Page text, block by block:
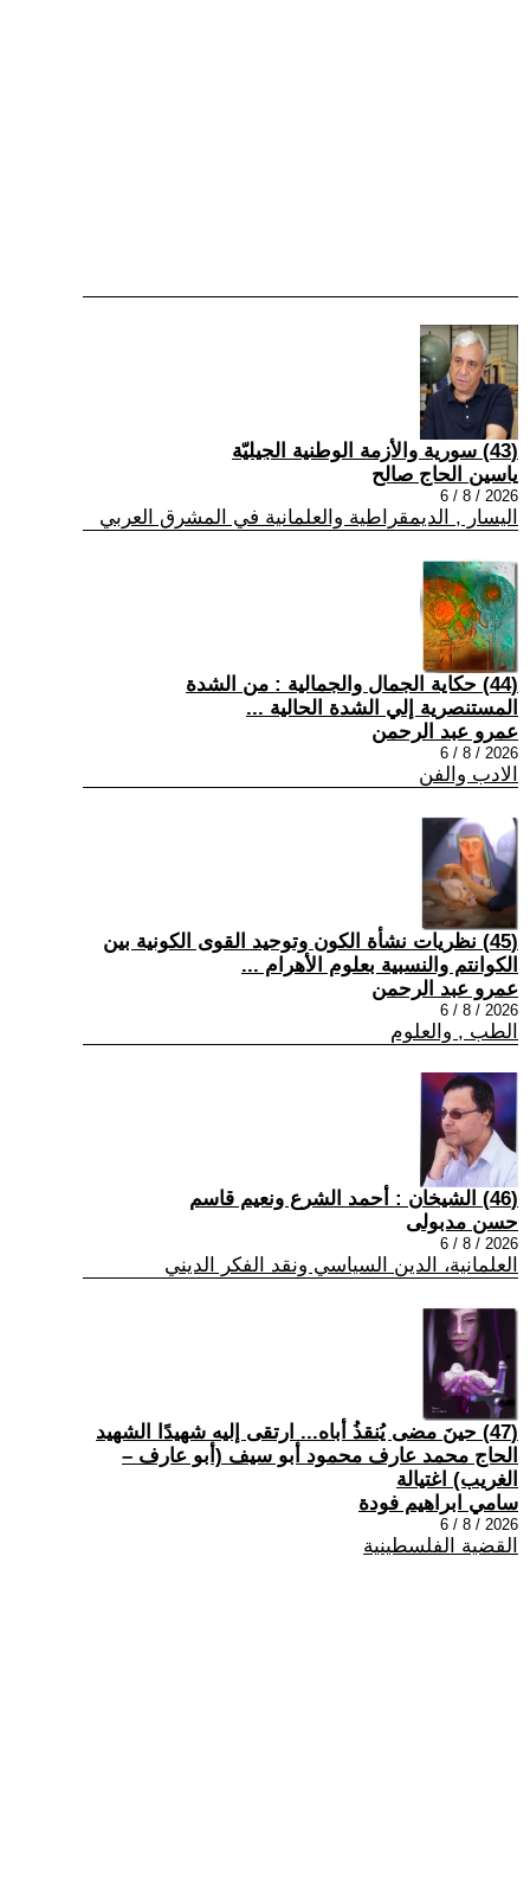
(43) سورية والأزمة الوطنية الجيليّة
ياسين الحاج صالح
2026 / 8 / 6
اليسار , الديمقراطية والعلمانية في المشرق العربي
(44) حكاية الجمال والجمالية : من الشدة
المستنصرية إلي الشدة الحالية ...
عمرو عبد الرحمن
2026 / 8 / 6
الادب والفن
(45) نظريات نشأة الكون وتوحيد القوى الكونية بين
الكوانتم والنسبية بعلوم الأهرام ...
عمرو عبد الرحمن
2026 / 8 / 6
الطب , والعلوم
(46) الشيخان : أحمد الشرع ونعيم قاسم
حسن مدبولى
2026 / 8 / 6
العلمانية، الدين السياسي ونقد الفكر الديني
(47) حينَ مضى يُنقذُ أباه... ارتقى إليه شهيدًا الشهيد
الحاج محمد عارف محمود أبو سيف (أبو عارف –
الغريب) اغتيالة
سامي ابراهيم فودة
2026 / 8 / 6
القضية الفلسطينية